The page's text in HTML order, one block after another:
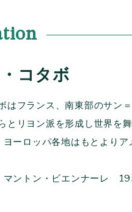
コタボ
はフランス、南東部のサン
とリヨン派を形成し世界を舞
ーロッパ各地はもとより
ントン・ビエンナーレ